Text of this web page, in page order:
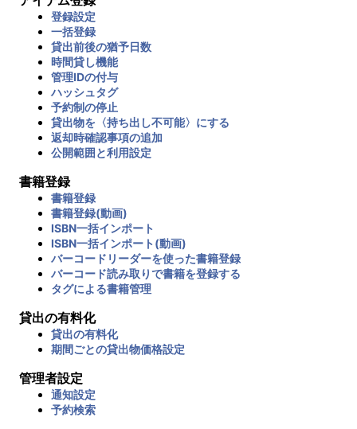
登録設定
一括登録
貸出前後の猶予日数
時間貸し機能
管理IDの付与
ハッシュタグ
予約制の停止
貸出物を〈持ち出し不可能〉にする
返却時確認事項の追加
公開範囲と利用設定
書籍登録
書籍登録
書籍登録(動画)
ISBN一括インポート
ISBN一括インポート(動画)
バーコードリーダーを使った書籍登録
バーコード読み取りで書籍を登録する
タグによる書籍管理
貸出の有料化
貸出の有料化
期間ごとの貸出物価格設定
管理者設定
通知設定
予約検索